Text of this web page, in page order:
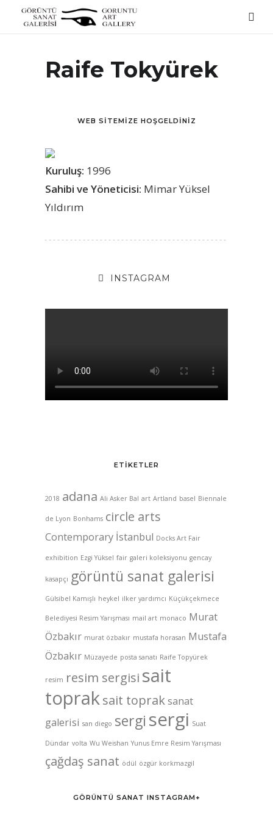
GENÇ SANATÇILARA DESTEK SATIŞLARI
ONLINE SERGI
Raife Tokyürek
WEB SITEMIZE HOŞGELDINIZ
Kuruluş: 1996
Sahibi ve Yöneticisi: Mimar Yüksel
Yıldırım
INSTAGRAM
ETIKETLER
2018 adana Ali Asker Bal art Artland basel Biennale
de Lyon Bonhams circle arts
Contemporary İstanbul Docks Art Fair
exhibition Ezgi Yüksel fair galeri koleksiyonu gencay
kasapçı görüntü sanat galerisi
Gülsibel Kamışlı heykel ilker yardımcı Küçükçekmece
Belediyesi Resim Yarışması mail art monaco Murat
Özbakır murat özbakır mustafa horasan Mustafa
Özbakır Müzayede posta sanatı Raife Topyürek
resim resim sergisi sait
topraksait topraksanat
galerisi san diego sergi sergi Suat
Dündar volta Wu Weishan Yunus Emre Resim Yarışması
çağdaş sanat ödül özgür korkmazgil
GÖRÜNTÜ SANAT INSTAGRAM+